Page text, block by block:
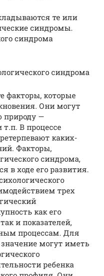
те или
синдромы.
синдрома
синдрома
факторы, которые
Они могут
природу —
В процессе
каких-
Факторы,
синдрома,
в ходе его развития.
трех
как его
и показателей,
процессам. Для
могут иметь
ребенка